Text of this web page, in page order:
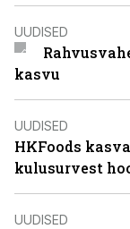
UUDISED
kasvu
UUDISED
HKFoods
kulusurvest
UUDISED